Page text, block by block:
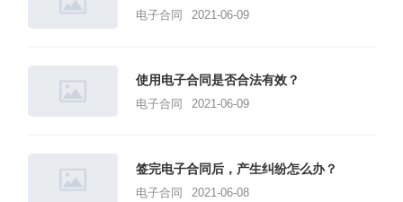
电子合同 2021-06-09
使用电子合同是否合法有效？
电子合同 2021-06-09
签完电子合同后，产生纠纷怎么办？
电子合同 2021-06-08